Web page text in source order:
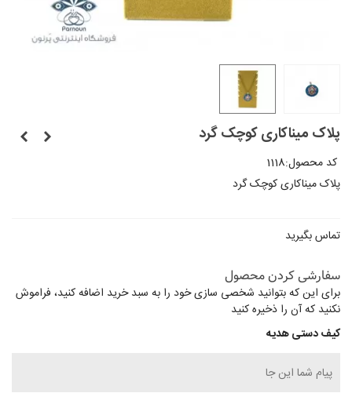
پلاک مینا‌کاری کوچک گرد
کد محصول:1118
پلاک مینا‌کاری کوچک گرد
تماس بگیرید
سفارشی کردن محصول
برای این که بتوانید شخصی سازی خود را به سبد خرید اضافه کنید، فراموش
نکنید که آن را ذخیره کنید
کیف دستی هدیه